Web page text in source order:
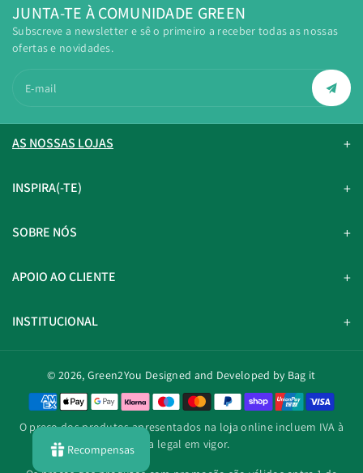
JUNTA-TE À COMUNIDADE GREEN
Subscreve a newsletter e sê o primeiro a receber todas as nossas
ofertas e novidades.
E-mail
AS NOSSAS LOJAS
INSPIRA(-TE)
SOBRE NÓS
APOIO AO CLIENTE
INSTITUCIONAL
© 2026, Green2You Designed and Developed by Bag it
M
t
o
O preço dos produtos apresentados na loja online incluem IVA à
taxa legal em vigor.
Recompensas